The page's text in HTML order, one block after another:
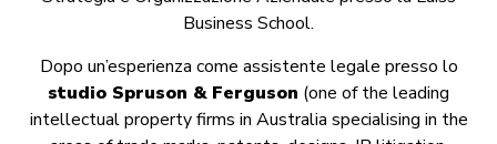
Business School.
Dopo un’esperienza come assistente legale presso lo
studio Spruson & Ferguson (one of the leading
intellectual property firms in Australia specialising in the